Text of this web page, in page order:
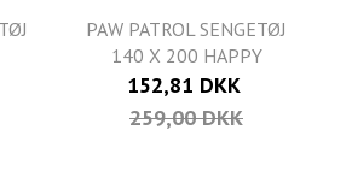
PAW PATROL SENGETØJ
140 X 200 HAPPY
152,81 DKK
259,00 DKK